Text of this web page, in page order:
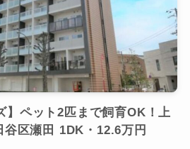
】ペット2匹まで飼育OK！上
区瀬田 1DK・12.6万円